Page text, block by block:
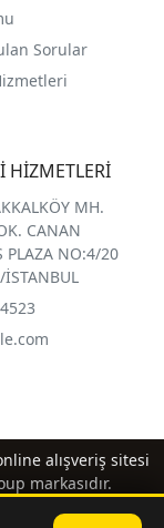
Sorular
HİZMETLERİ
MH.
CANAN
PLAZA NO:4/20
İSTANBUL
alışveriş sitesi
markasıdır.